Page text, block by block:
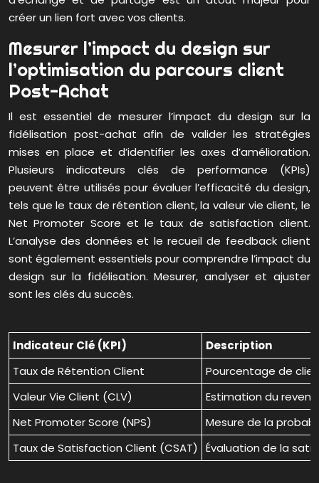
créer un lien fort avec vos clients.
Mesurer l’impact du design sur
l’optimisation du parcours client
Post-Achat
Il est essentiel de mesurer l’impact du design sur la
fidélisation post-achat afin de valider les stratégies
mises en place et d’identifier les axes d’amélioration.
Plusieurs indicateurs clés de performance (KPIs)
peuvent être utilisés pour évaluer l’efficacité du design,
tels que le taux de rétention client, la valeur vie client, le
Net Promoter Score et le taux de satisfaction client.
L’analyse des données et le recueil de feedback client
sont également essentiels pour comprendre l’impact du
design sur la fidélisation. Mesurer, analyser et ajuster
sont les clés du succès.
Indicateur Clé (KPI)
Description
Taux de Rétention Client
Pourcentage de
Valeur Vie Client (CLV)
Estimation du
Net Promoter Score (NPS)
Mesure de la
Taux de Satisfaction Client (CSAT)
Évaluation de la